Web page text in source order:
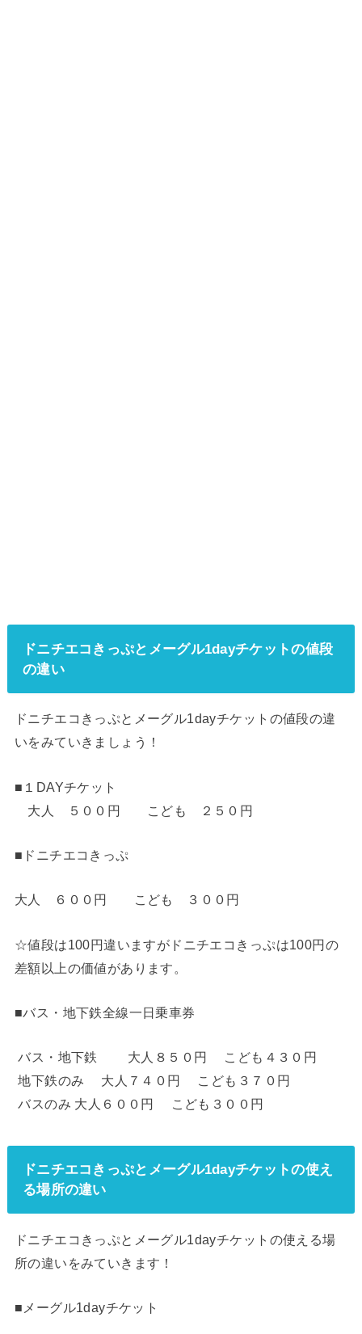
ドニチエコきっぷとメーグル1dayチケットの値段
の違い
ドニチエコきっぷとメーグル1dayチケットの値段の違
いをみていきましょう！
■１DAYチケット
大人 ５００円 こども ２５０円
■ドニチエコきっぷ
大人 ６００円 こども ３００円
☆値段は100円違いますがドニチエコきっぷは100円の
差額以上の価値があります。
■バス・地下鉄全線一日乗車券
バス・地下鉄 大人８５０円 こども４３０円
地下鉄のみ 大人７４０円 こども３７０円
バスのみ 大人６００円 こども３００円
ドニチエコきっぷとメーグル1dayチケットの使え
る場所の違い
ドニチエコきっぷとメーグル1dayチケットの使える場
所の違いをみていきます！
■メーグル1dayチケット